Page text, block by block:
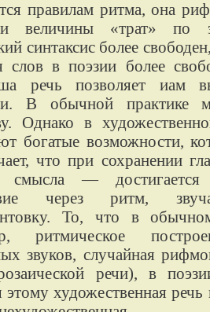
правилам ритма, она
величины «трат» по
синтаксис более
слов в поэзии более
речь позволяет иам
В обычной практике
Однако в
богатые возможности,
что при сохранении
смысла —
через ритм,
То, что в
ритмическое
звуков, случайная
речи), в
этому художественная